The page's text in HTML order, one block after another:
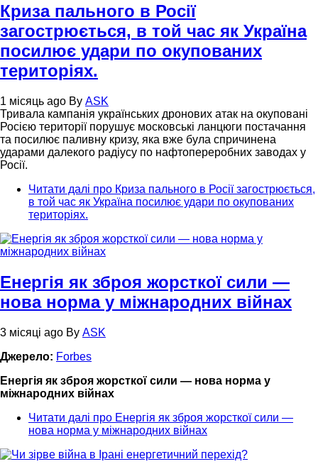
Криза пального в Росії
загострюється, в той час як Україна
посилює удари по окупованих
територіях.
1 місяць ago By ASK
Тривала кампанія українських дронових атак на окуповані
Росією території порушує московські ланцюги постачання
та посилює паливну кризу, яка вже була спричинена
ударами далекого радіусу по нафтопереробних заводах у
Росії.
Читати далі про Криза пального в Росії загострюється,
в той час як Україна посилює удари по окупованих
територіях.
Енергія як зброя жорсткої сили —
нова норма у міжнародних війнах
3 місяці ago By ASK
Джерело: Forbes
Енергія як зброя жорсткої сили — нова норма у
міжнародних війнах
Читати далі про Енергія як зброя жорсткої сили —
нова норма у міжнародних війнах